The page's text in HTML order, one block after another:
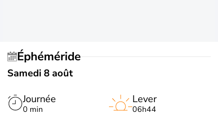
Éphéméride
Samedi 8 août
Journée
0 min
Lever
06h44